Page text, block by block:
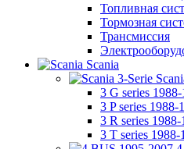
Топливная
Тормозная
Трансмиссия
Scania
3 G series
3 P series 1988-
3 R series 1988-
3 T series 1988-